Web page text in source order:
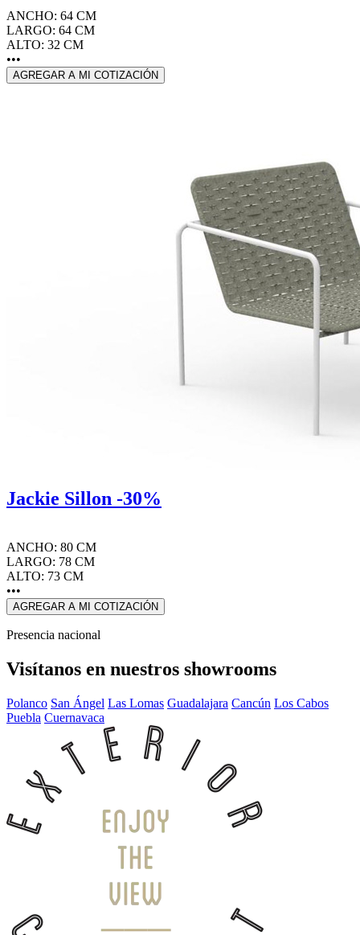
ANCHO: 64 CM
LARGO: 64 CM
ALTO: 32 CM
•••
AGREGAR A MI COTIZACIÓN
Jackie Sillon -30%
ANCHO: 80 CM
LARGO: 78 CM
ALTO: 73 CM
•••
AGREGAR A MI COTIZACIÓN
Presencia nacional
Visítanos en nuestros showrooms
Polanco San Ángel Las Lomas Guadalajara Cancún Los Cabos
Puebla Cuernavaca